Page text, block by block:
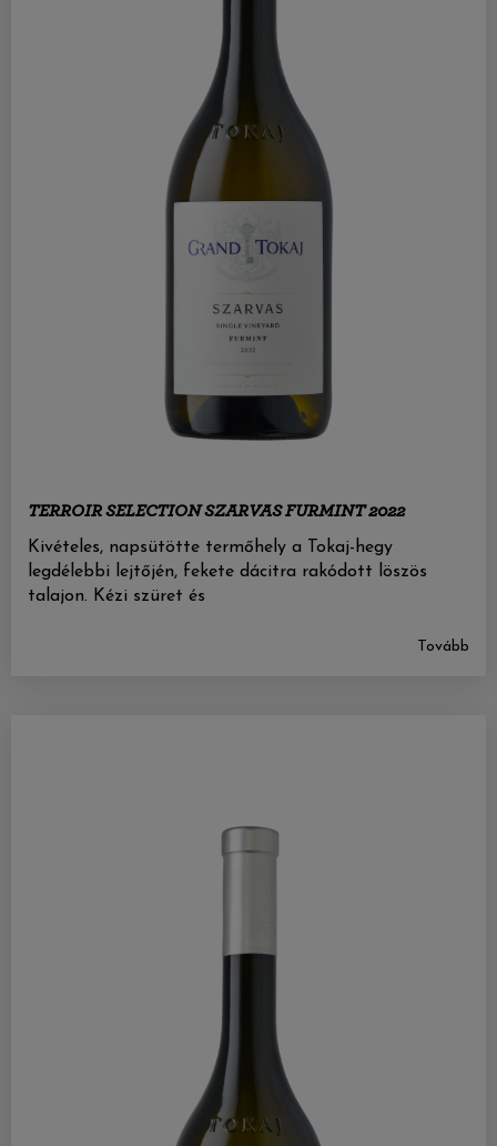
TERROIR SELECTION SZARVAS FURMINT 2022
Kivételes, napsütötte termőhely a Tokaj-hegy
legdélebbi lejtőjén, fekete dácitra rakódott löszös
talajon. Kézi szüret és
Tovább